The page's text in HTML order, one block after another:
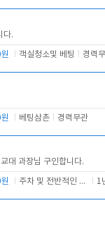
다.
객실청소및 베팅 경력
베팅삼촌 경력무관
대 과장님 구인합니다.
주차 및 전반적인 당번업무 1